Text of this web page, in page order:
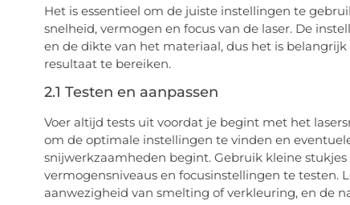
Het is essentieel om de juiste instellingen te
snelheid, vermogen en focus van de laser. De
en de dikte van het materiaal, dus het is
resultaat te bereiken.
2.1 Testen en aanpassen
Voer altijd tests uit voordat je begint met het
om de optimale instellingen te vinden en
snijwerkzaamheden begint. Gebruik kleine
vermogensniveaus en focusinstellingen te testen.
aanwezigheid van smelting of verkleuring, en de